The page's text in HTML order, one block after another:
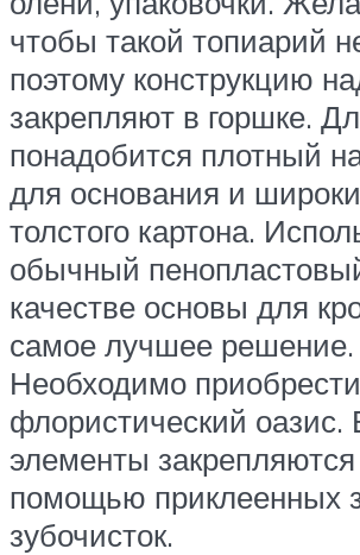
чтобы такой топиарий
поэтому конструкцию
закрепляют в горшке.
понадобится плотный
для основания и
толстого картона.
обычный
качестве основы для
самое лучшее решение.
Необходимо приобрести
флористический оазис.
элементы
помощью приклеенных
зубочисток.